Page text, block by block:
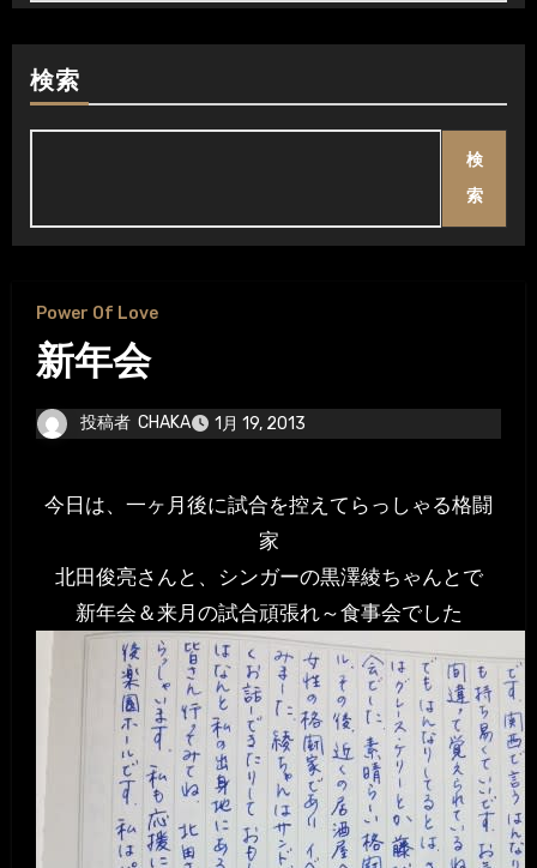
検索
検
索
Power Of Love
新年会
投稿者 CHAKA 1月 19, 2013
今日は、一ヶ月後に試合を控えてらっしゃる格闘
家
北田俊亮さんと、シンガーの黒澤綾ちゃんとで
新年会＆来月の試合頑張れ～食事会でした